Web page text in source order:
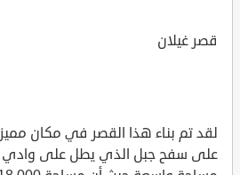
قصر غيلان
لقد تم بناء هذا القصر في مكان مميز
على سفح جبل الذي يطل على وادي